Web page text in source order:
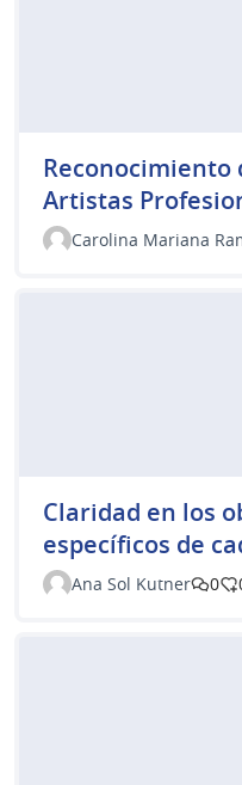
Reconocimiento
Artistas
Carolina Mariana
Claridad en los
específicos de
Ana Sol Kutner
0